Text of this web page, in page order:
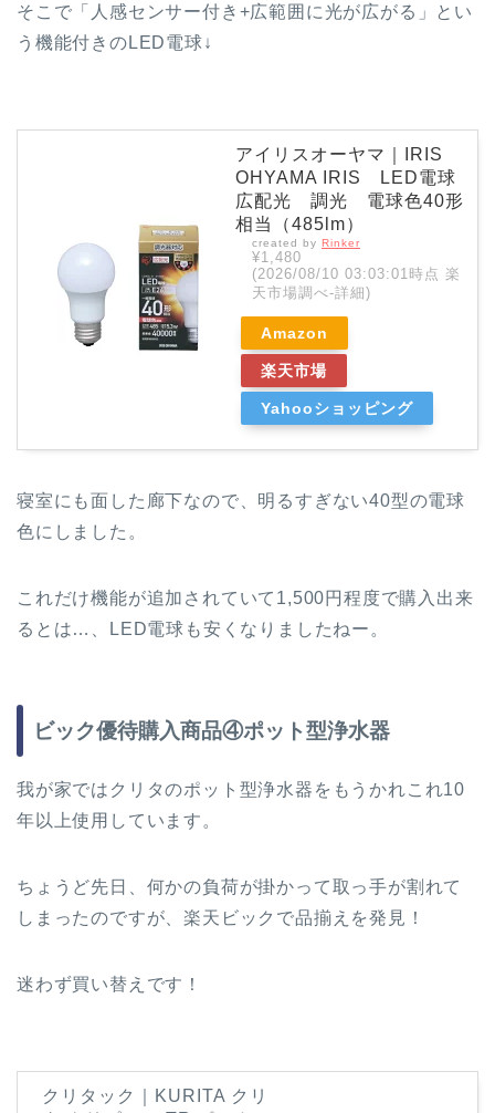
そこで「人感センサー付き+広範囲に光が広がる」とい
う機能付きのLED電球↓
アイリスオーヤマ｜IRIS
OHYAMA IRIS LED電球
広配光 調光 電球色40形
相当（485lm）
created by Rinker
¥1,480
(2026/08/10 03:03:01時点 楽
天市場調べ-詳細)
Amazon
楽天市場
Yahooショッピング
寝室にも面した廊下なので、明るすぎない40型の電球
色にしました。
これだけ機能が追加されていて1,500円程度で購入出来
るとは…、LED電球も安くなりましたねー。
ビック優待購入商品④ポット型浄水器
我が家ではクリタのポット型浄水器をもうかれこれ10
年以上使用しています。
ちょうど先日、何かの負荷が掛かって取っ手が割れて
しまったのですが、楽天ビックで品揃えを発見！
迷わず買い替えです！
クリタック｜KURITA クリ